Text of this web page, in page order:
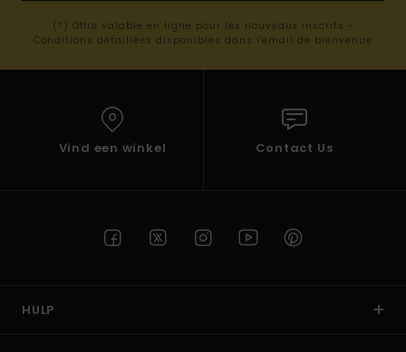
(*) Offre valable en ligne pour les nouveaux inscrits -
Conditions détaillées disponibles dans l'email de bienvenue
Vind een winkel Contact Us
HULP